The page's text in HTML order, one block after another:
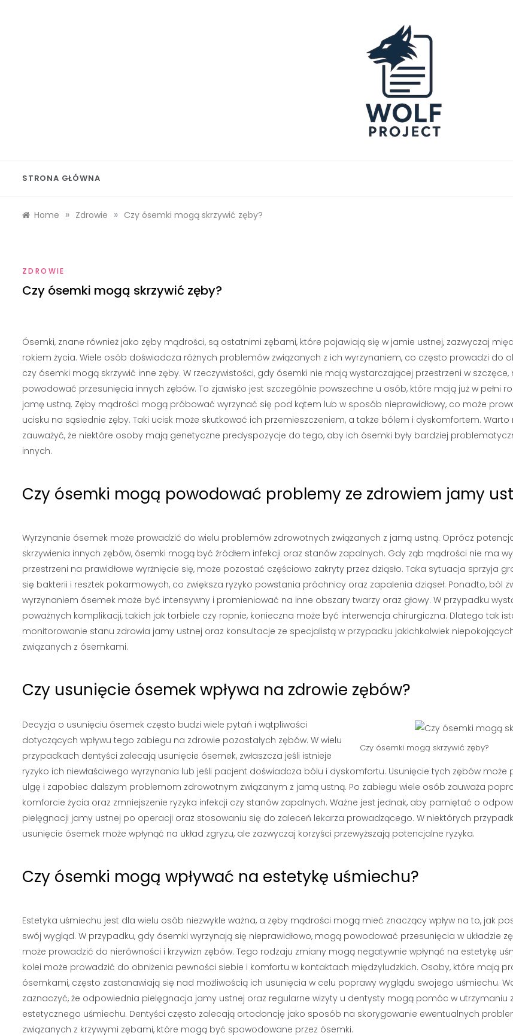
STRONA GŁÓWNA
Home » Zdrowie » Czy ósemki mogą skrzywić zęby?
ZDROWIE
Czy ósemki mogą skrzywić zęby?
Ósemki, znane również jako zęby mądrości, są ostatnimi zębami, które pojawiają się w jamie ustnej, zazwyczaj
rokiem życia. Wiele osób doświadcza różnych problemów związanych z ich wyrzynaniem, co często prowadzi do
czy ósemki mogą skrzywić inne zęby. W rzeczywistości, gdy ósemki nie mają wystarczającej przestrzeni w
powodować przesunięcia innych zębów. To zjawisko jest szczególnie powszechne u osób, które mają już w pełni
jamę ustną. Zęby mądrości mogą próbować wyrzynać się pod kątem lub w sposób nieprawidłowy, co może
ucisku na sąsiednie zęby. Taki ucisk może skutkować ich przemieszczeniem, a także bólem i dyskomfortem. Warto
zauważyć, że niektóre osoby mają genetyczne predyspozycje do tego, aby ich ósemki były bardziej
innych.
Czy ósemki mogą powodować problemy ze zdrowiem jamy
Wyrzynanie ósemek może prowadzić do wielu problemów zdrowotnych związanych z jamą ustną. Oprócz
skrzywienia innych zębów, ósemki mogą być źródłem infekcji oraz stanów zapalnych. Gdy ząb mądrości nie ma
przestrzeni na prawidłowe wyrżnięcie się, może pozostać częściowo zakryty przez dziąsło. Taka sytuacja sprzyja
się bakterii i resztek pokarmowych, co zwiększa ryzyko powstania próchnicy oraz zapalenia dziąseł. Ponadto, ból
wyrzynaniem ósemek może być intensywny i promieniować na inne obszary twarzy oraz głowy. W przypadku
poważnych komplikacji, takich jak torbiele czy ropnie, konieczna może być interwencja chirurgiczna. Dlatego tak
monitorowanie stanu zdrowia jamy ustnej oraz konsultacje ze specjalistą w przypadku jakichkolwiek
związanych z ósemkami.
Czy usunięcie ósemek wpływa na zdrowie zębów?
Czy ósemki mogą skrzywić zęby?
Decyzja o usunięciu ósemek często budzi wiele pytań i wątpliwości
dotyczących wpływu tego zabiegu na zdrowie pozostałych zębów. W wielu
przypadkach dentyści zalecają usunięcie ósemek, zwłaszcza jeśli istnieje
ryzyko ich niewłaściwego wyrzynania lub jeśli pacjent doświadcza bólu i dyskomfortu. Usunięcie tych zębów może
ulgę i zapobiec dalszym problemom zdrowotnym związanym z jamą ustną. Po zabiegu wiele osób zauważa
komforcie życia oraz zmniejszenie ryzyka infekcji czy stanów zapalnych. Ważne jest jednak, aby pamiętać o
pielęgnacji jamy ustnej po operacji oraz stosowaniu się do zaleceń lekarza prowadzącego. W niektórych
usunięcie ósemek może wpłynąć na układ zgryzu, ale zazwyczaj korzyści przewyższają potencjalne ryzyka.
Czy ósemki mogą wpływać na estetykę uśmiechu?
Estetyka uśmiechu jest dla wielu osób niezwykle ważna, a zęby mądrości mogą mieć znaczący wpływ na to, jak
swój wygląd. W przypadku, gdy ósemki wyrzynają się nieprawidłowo, mogą powodować przesunięcia w układzie
może prowadzić do nierówności i krzywizn zębów. Tego rodzaju zmiany mogą negatywnie wpłynąć na estetykę
kolei może prowadzić do obniżenia pewności siebie i komfortu w kontaktach międzyludzkich. Osoby, które mają
ósemkami, często zastanawiają się nad możliwością ich usunięcia w celu poprawy wyglądu swojego uśmiechu.
zaznaczyć, że odpowiednia pielęgnacja jamy ustnej oraz regularne wizyty u dentysty mogą pomóc w utrzymaniu
estetycznego uśmiechu. Dentyści często zalecają ortodoncję jako sposób na skorygowanie ewentualnych
związanych z krzywymi zębami, które mogą być spowodowane przez ósemki.